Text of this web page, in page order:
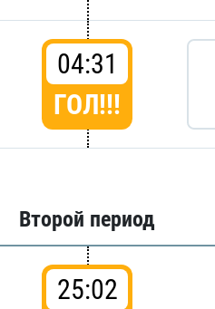
04:31
ГОЛ!!!
Второй период
25:02